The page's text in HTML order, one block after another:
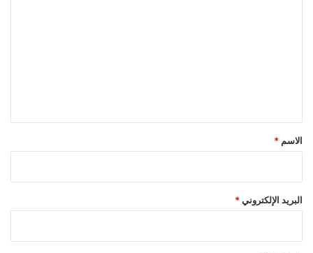
*
الاسم *
البريد الإلكتروني *